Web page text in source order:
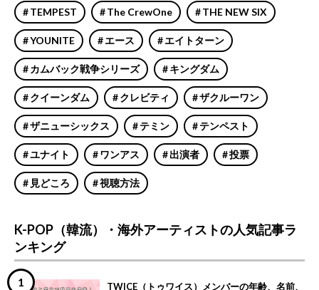
TEMPEST The CrewOne THE NEW SIX
YOUNITE エース エイトターン
カムバック戦争シリーズ キングダム
クイーンダム クレビティ ザクルーワン
ザニューシックス テミン テンペスト
ユナイト ワンアス 出演者 投票
見どころ 視聴方法
K-POP（韓流）・海外アーティストの人気記事ラ
ンキング
TWICE（トゥワイス）メンバーの年齢、名前、